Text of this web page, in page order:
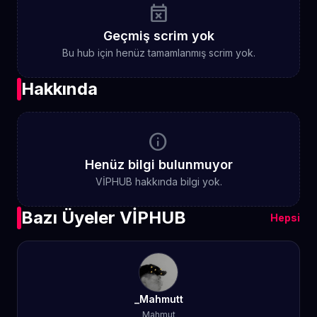
event_busy
Geçmiş scrim yok
Bu hub için henüz tamamlanmış scrim yok.
Hakkında
info
Henüz bilgi bulunmuyor
VİPHUB hakkında bilgi yok.
Bazı Üyeler VİPHUB Hepsi
_Mahmutt
Mahmut